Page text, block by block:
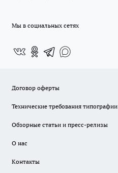
Мы в социальных сетях
Договор оферты
Технические требования типографии
Обзорные статьи и пресс-релизы
О нас
Контакты